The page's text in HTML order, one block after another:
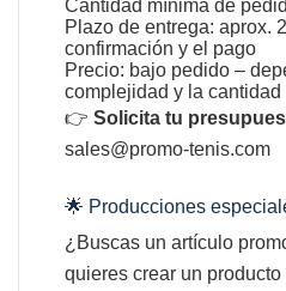
Cantidad mínima de
Plazo de entrega: aprox.
confirmación y el pago
Precio: bajo pedido –
complejidad y la cantidad
👉Solicita tu
sales@promo-tenis.com
🌟 Producciones
¿Buscas un artículo
quieres crear un